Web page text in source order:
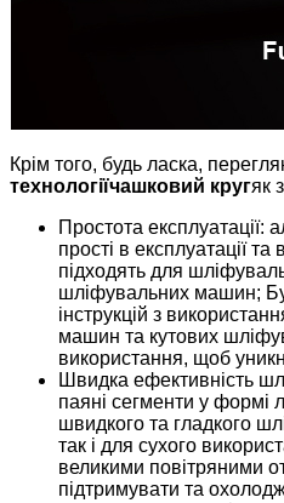
Крім того, будь ласка,
технологіїчашковий кругяк
Простота експлуатації:
прості в експлуатації
підходять для
шліфувальних машин;
інструкцій з
машин та кутових
використання, щоб
Швидка ефективність
паяні сегменти у формі
швидкого та гладкого
так і для сухого
великими повітряними
підтримувати та